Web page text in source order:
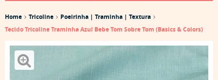
Home Tricoline
Poeirinha | Traminha | Textura
Tecido Tricoline Traminha Azul Bebe Tom Sobre Tom (Basics & Colors)